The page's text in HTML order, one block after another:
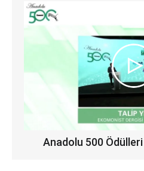
Anadolu 500